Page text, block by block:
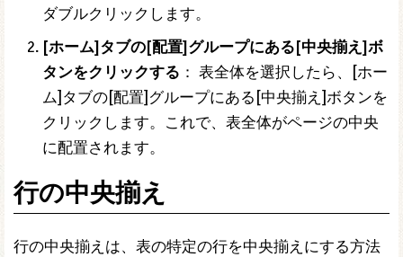
ダブルクリックします。
[ホーム]タブの[配置]グループにある[中央揃え]ボ
タンをクリックする ： 表全体を選択したら、[ホー
ム]タブの[配置]グループにある[中央揃え]ボタンを
クリックします。これで、表全体がページの中央
に配置されます。
行の中央揃え
行の中央揃えは、表の特定の行を中央揃えにする方法